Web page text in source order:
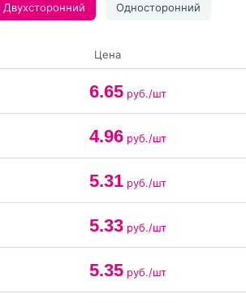
Двухсторонний Односторонний
Цена
6.65 руб./шт
4.96 руб./шт
5.31 руб./шт
5.33 руб./шт
5.35 руб./шт